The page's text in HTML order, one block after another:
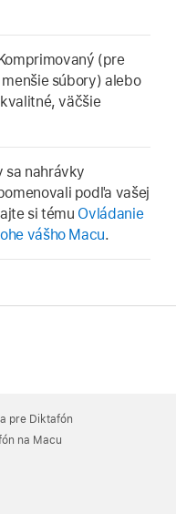
(pre
súbory) alebo
väčšie
sa nahrávky
podľa vašej
si tému Ovládanie
vášho Macu.
pre Diktafón
na Macu